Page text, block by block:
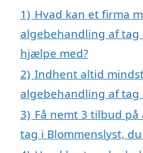
1) Hvad kan et firma
algebehandling af tag
hjælpe med?
2) Indhent altid
algebehandling af tag
3) Få nemt 3 tilbud
tag i Blommenslyst,